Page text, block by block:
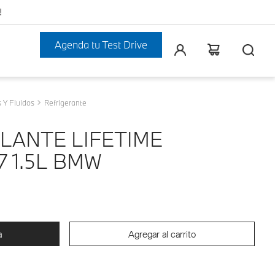
Agenda tu Test Drive
Y Fluidos Refrigerante
LIFETIME
1.5L BMW
Agregar al carrito